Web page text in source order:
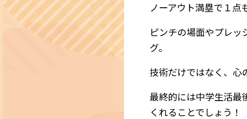
ノーアウト満塁で１点
ピンチの場面やプレ
グ。
技術だけではなく、心
最終的には中学生活最
くれることでしょう！